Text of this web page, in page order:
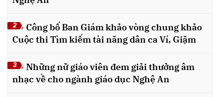
2
Công bố Ban Giám khảo vòng chung khảo
Cuộc thi Tìm kiếm tài năng dân ca Ví, Giặm
3
Những nữ giáo viên đem giải thưởng âm
nhạc về cho ngành giáo dục Nghệ An